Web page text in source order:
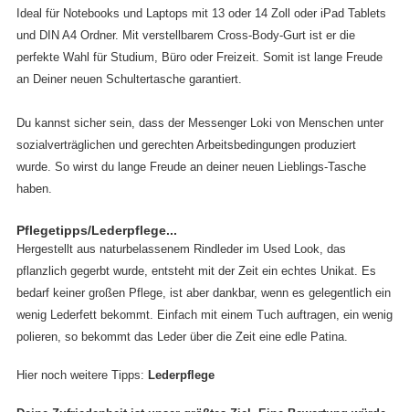
Ideal für Notebooks und Laptops mit 13 oder 14 Zoll oder iPad Tablets
und DIN A4 Ordner. Mit verstellbarem Cross-Body-Gurt ist er die
perfekte Wahl für Studium, Büro oder Freizeit. Somit ist lange Freude
an Deiner neuen Schultertasche garantiert.
Du kannst sicher sein, dass der Messenger Loki von Menschen unter
sozialverträglichen und gerechten Arbeitsbedingungen produziert
wurde. So wirst du lange Freude an deiner neuen Lieblings-Tasche
haben.
Pflegetipps/Lederpflege...
Hergestellt aus naturbelassenem Rindleder im Used Look, das
pflanzlich gegerbt wurde, entsteht mit der Zeit ein echtes Unikat. Es
bedarf keiner großen Pflege, ist aber dankbar, wenn es gelegentlich ein
wenig Lederfett bekommt. Einfach mit einem Tuch auftragen, ein wenig
polieren, so bekommt das Leder über die Zeit eine edle Patina.
Hier noch weitere Tipps: Lederpflege